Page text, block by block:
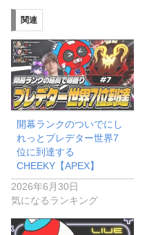
み
中…
関連
開幕ランクのついでにし
れっとプレデター世界7
位に到達する
CHEEKY【APEX】
2026年6月30日
気になるランキング